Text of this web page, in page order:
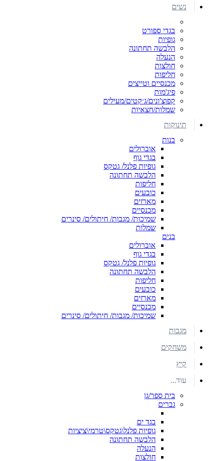
נשים
בגדי ספורט
גופיות
הלבשה תחתונה
הנעלה
חולצות
חליפות
מכנסיים וטייצים
פיג'מות
קפוצ'ונים/ג׳קטים/מעילים
שמלות/חצאיות
תינוקות
בנות
אוברולים
בגדי גוף
גופיות פלנל/ גטקס
הלבשה תחתונה
חליפות
כובעים
מארזים
מכנסיים
שמיכות/ מגבות/ חיתולים/ סינרים
שמלות
בנים
אוברולים
בגדי גוף
גופיות פלנל/ גטקס
הלבשה תחתונה
חליפות
כובעים
מארזים
מכנסיים
שמיכות/ מגבות/ חיתולים/ סינרים
מגבות
משחקים
קיץ
עוד...
בית ספר/גן
גברים
בגד ים
גופיות פלנל\גטקס\טרמי\ציציות
הלבשה תחתונה
הנעלה
חולצות